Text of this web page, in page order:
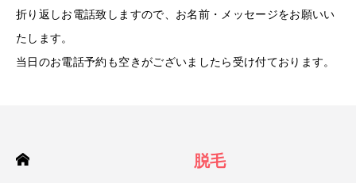
折り返しお電話致しますので、お名前・メッセージをお願いい
たします。
当日のお電話予約も空きがございましたら受け付ております。
脱毛